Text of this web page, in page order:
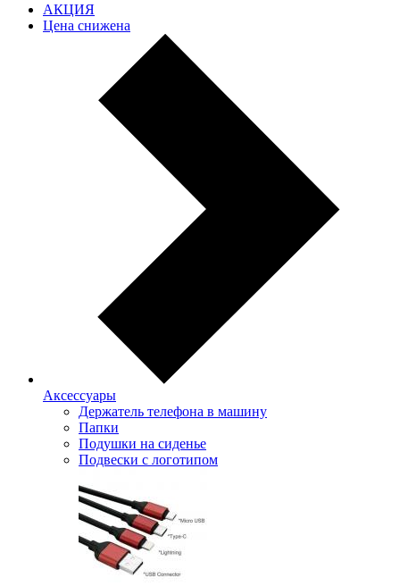
АКЦИЯ
Цена снижена
Аксессуары
Держатель телефона в машину
Папки
Подушки на сиденье
Подвески с логотипом